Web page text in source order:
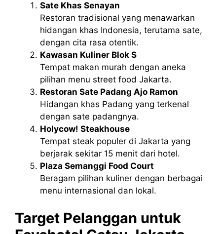
Sate Khas Senayan
Restoran tradisional yang menawarkan
hidangan khas Indonesia, terutama sate,
dengan cita rasa otentik.
Kawasan Kuliner Blok S
Tempat makan murah dengan aneka
pilihan menu street food Jakarta.
Restoran Sate Padang Ajo Ramon
Hidangan khas Padang yang terkenal
dengan sate padangnya.
Holycow! Steakhouse
Tempat steak populer di Jakarta yang
berjarak sekitar 15 menit dari hotel.
Plaza Semanggi Food Court
Beragam pilihan kuliner dengan berbagai
menu internasional dan lokal.
Target Pelanggan untuk